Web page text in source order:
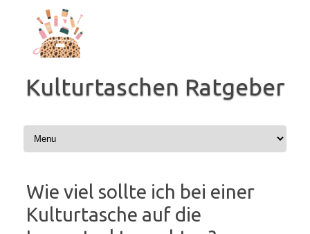
springen
Kulturtaschen Ratgeber
Wie viel sollte ich bei einer
Kulturtasche auf die